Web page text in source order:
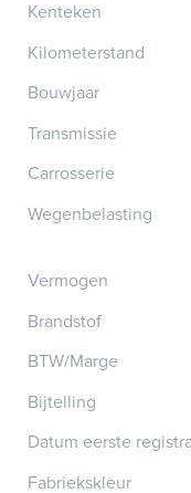
Kenteken
Kilometerstand
Bouwjaar
Transmissie
Carrosserie
Wegenbelasting
Vermogen
Brandstof
BTW/Marge
Bijtelling
Datum eerste
Fabriekskleur